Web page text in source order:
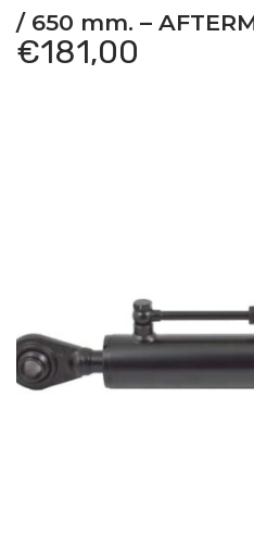
/ 650 mm. –
€181,00